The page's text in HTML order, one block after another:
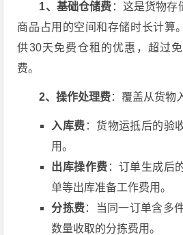
1、基础仓储费 ：这是货物存
商品占用的空间和存储时长计算
供30天免费仓租的优惠，超过
费。
2、操作处理费：覆盖从货物
入库费 ：货物运抵后的验
用。
出库操作费 ：订单生成后
单等出库准备工作费用。
分拣费：当同一订单含多
数量收取的分拣费用。